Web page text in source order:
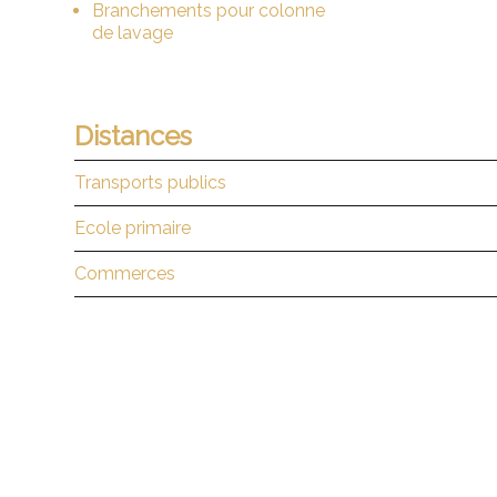
Branchements pour colonne
de lavage
Distances
Transports publics
Ecole primaire
Commerces